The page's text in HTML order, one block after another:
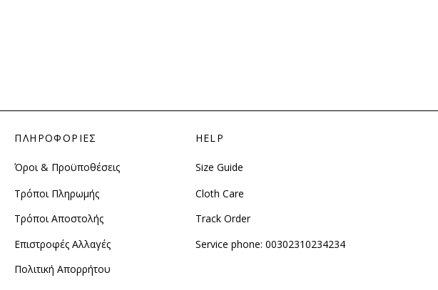
ΠΛΗΡΟΦΟΡΙΕΣ
Όροι & Προϋποθέσεις
Τρόποι Πληρωμής
Τρόποι Αποστολής
Επιστροφές Αλλαγές
Πολιτική Απορρήτου
HELP
Size Guide
Cloth Care
Track Order
Service phone: 00302310234234